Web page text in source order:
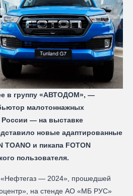
в группу «АВТОДОМ», —
малотоннажных
— на выставке
новые адаптированные
TOANO и пикапа FOTON
пользователя.
«Нефтегаз — 2024», прошедшей
на стенде АО «МБ РУС»